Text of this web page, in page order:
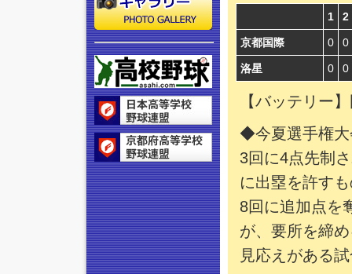
1 2
京都国際 0 0
洛星 0 0
【バッテリー
◆今夏選手権大
3回に4点先制
に出塁を許す
8回に追加点を
が、要所を締
見応えがある